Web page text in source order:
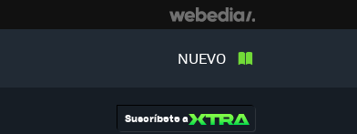
NUEVO
Suscríbete a